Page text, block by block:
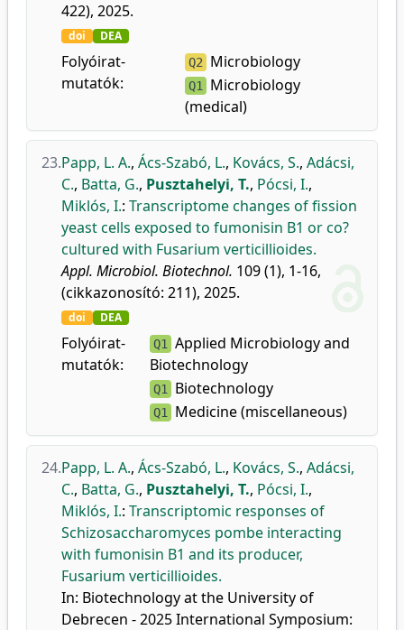
422), 2025.
doi DEA
Folyóirat-
mutatók:
Q2 Microbiology
Q1
Microbiology
(medical)
23.Papp, L. A., Ács-Szabó, L., Kovács, S., Adácsi,
C., Batta, G., Pusztahelyi, T., Pócsi, I.,
Miklós, I.: Transcriptome changes of fission
yeast cells exposed to fumonisin B1 or co?
cultured with Fusarium verticillioides.
Appl. Microbiol. Biotechnol. 109 (1), 1-16,
(cikkazonosító: 211), 2025.
doi DEA
Folyóirat-
mutatók:
Q1
Applied Microbiology and
Biotechnology
Q1 Biotechnology
Q1 Medicine (miscellaneous)
24.Papp, L. A., Ács-Szabó, L., Kovács, S., Adácsi,
C., Batta, G., Pusztahelyi, T., Pócsi, I.,
Miklós, I.: Transcriptomic responses of
Schizosaccharomyces pombe interacting
with fumonisin B1 and its producer,
Fusarium verticillioides.
In: Biotechnology at the University of
Debrecen - 2025 International Symposium: